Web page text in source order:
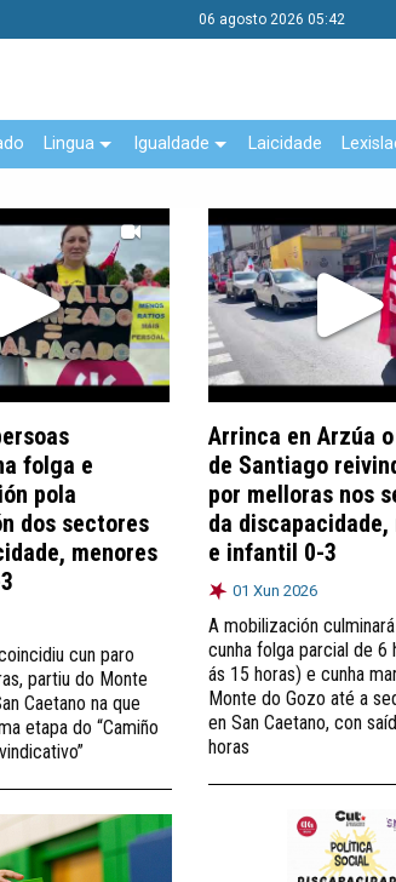
06 agosto 2026 05:42
Lingua Igualdade Laicidade
folga e
pola
dos sectores
menores
cun paro
partiu do Monte
Caetano na que
etapa do “Camiño
Arrinca en Arzúa
de Santiago
por melloras nos
da discapacidade,
e infantil 0-3
01 Xun 2026
A mobilización
cunha folga parcial de 6
ás 15 horas) e cunha
Monte do Gozo até a
en San Caetano, con
horas